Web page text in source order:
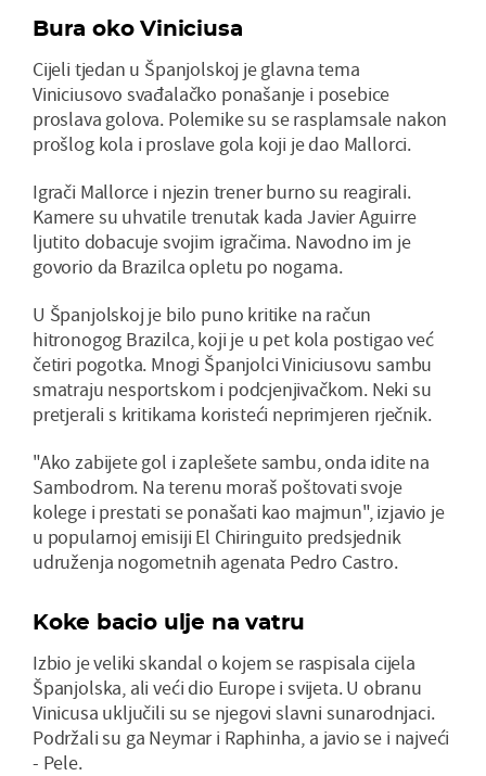
Bura oko Viniciusa
Cijeli tjedan u Španjolskoj je glavna tema
Viniciusovo svađalačko ponašanje i posebice
proslava golova. Polemike su se rasplamsale nakon
prošlog kola i proslave gola koji je dao Mallorci.
Igrači Mallorce i njezin trener burno su reagirali.
Kamere su uhvatile trenutak kada Javier Aguirre
ljutito dobacuje svojim igračima. Navodno im je
govorio da Brazilca opletu po nogama.
U Španjolskoj je bilo puno kritike na račun
hitronogog Brazilca, koji je u pet kola postigao već
četiri pogotka. Mnogi Španjolci Viniciusovu sambu
smatraju nesportskom i podcjenjivačkom. Neki su
pretjerali s kritikama koristeći neprimjeren rječnik.
"Ako zabijete gol i zaplešete sambu, onda idite na
Sambodrom. Na terenu moraš poštovati svoje
kolege i prestati se ponašati kao majmun", izjavio je
u popularnoj emisiji El Chiringuito predsjednik
udruženja nogometnih agenata Pedro Castro.
Koke bacio ulje na vatru
Izbio je veliki skandal o kojem se raspisala cijela
Španjolska, ali veći dio Europe i svijeta. U obranu
Vinicusa uključili su se njegovi slavni sunarodnjaci.
Podržali su ga Neymar i Raphinha, a javio se i najveći
- Pele.